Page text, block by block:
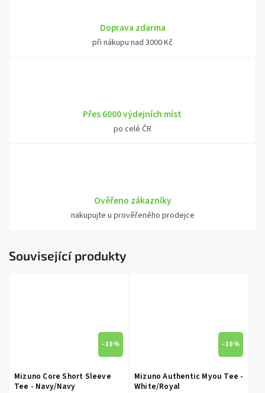
Doprava zdarma
při nákupu nad 3000 Kč
Přes 6000 výdejních míst
po celé ČR
Ověřeno zákazníky
nakupujte u prověřeného prodejce
Související produkty
–10 %
Mizuno Core Short Sleeve
Tee - Navy/Navy
–10 %
Mizuno Authentic Myou Tee -
White/Royal